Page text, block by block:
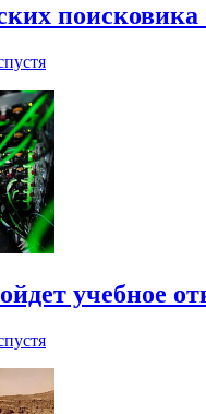
учебное